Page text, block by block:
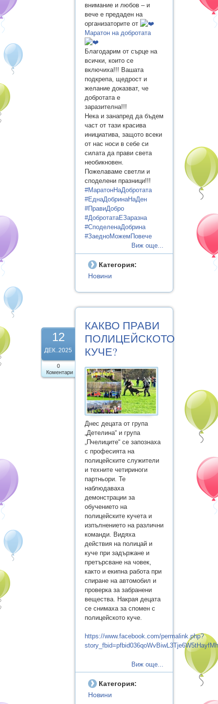
внимание и любов – и
вече е предаден на
организаторите от
Маратон на добротата
Благодарим от сърце на
всички, които се
включиха!!! Вашата
подкрепа, щедрост и
желание доказват, че
добротата е
заразителна!!!
Нека и занапред да бъдем
част от тази красива
инициатива, защото всеки
от нас носи в себе си
силата да прави света
необикновен.
Пожелаваме светли и
споделени празници!!!
#МаратонНаДобротата
#ЕднаДобринаНаДен
#ПравиДобро
#ДобротатаЕЗаразна
#СподеленаДобрина
#ЗаедноМожемПовече
Виж още...
Категория:
Новини
12
ДЕК..2025
0
Коментари
КАКВО ПРАВИ
ПОЛИЦЕЙСКОТО
КУЧЕ?
Днес децата от група
„Детелина“ и група
„Пчелиците“ се запознаха
с професията на
полицейските служители
и техните четириноги
партньори. Те
наблюдаваха
демонстрации за
обучението на
полицейските кучета и
изпълнението на различни
команди. Видяха
действия на полицай и
куче при задържане и
претърсване на човек,
както и екипна работа при
спиране на автомобил и
проверка за забранени
вещества. Накрая децата
се снимаха за спомен с
полицейското куче.
https://www.facebook.com/permalink.php?
Виж още...
Категория:
Новини